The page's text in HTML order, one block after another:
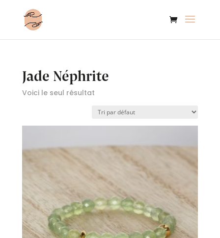
Jade Néphrite
Voici le seul résultat